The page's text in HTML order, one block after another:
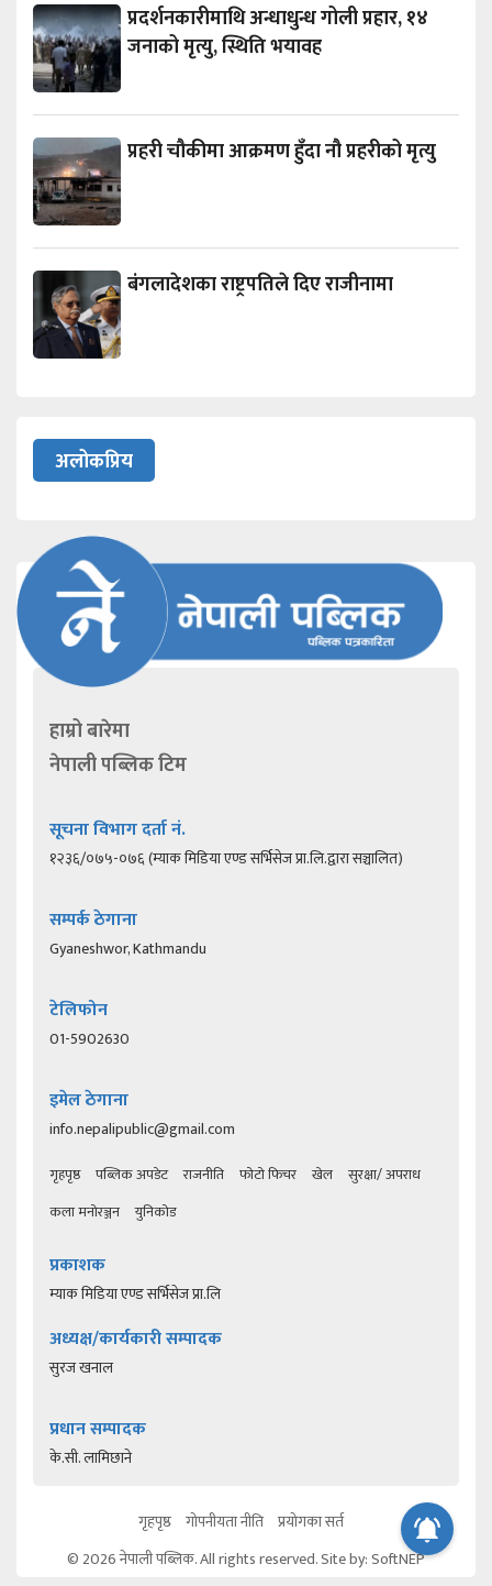
प्रदर्शनकारीमाथि अन्धाधुन्ध गोली प्रहार, १४
जनाको मृत्यु, स्थिति भयावह
प्रहरी चौकीमा आक्रमण हुँदा नौ प्रहरीको मृत्यु
बंगलादेशका राष्ट्रपतिले दिए राजीनामा
अलोकप्रिय
हाम्रो बारेमा
नेपाली पब्लिक टिम
सूचना विभाग दर्ता नं.
१२३६/०७५-०७६ (म्याक मिडिया एण्ड सर्भिसेज प्रा.लि.द्वारा सञ्चालित)
सम्पर्क ठेगाना
Gyaneshwor, Kathmandu
टेलिफोन
01-5902630
इमेल ठेगाना
info.nepalipublic@gmail.com
गृहपृष्ठ पब्लिक अपडेट राजनीति फोटो फिचर खेल
सुरक्षा/ अपराध
कला मनोरञ्जन
युनिकोड
प्रकाशक
म्याक मिडिया एण्ड सर्भिसेज प्रा.लि
अध्यक्ष/कार्यकारी सम्पादक
सुरज खनाल
प्रधान सम्पादक
के.सी. लामिछाने
गृहपृष्ठ गोपनीयता नीति प्रयोगका सर्त
© 2026 नेपाली पब्लिक. All rights reserved. Site by:SoftNEP